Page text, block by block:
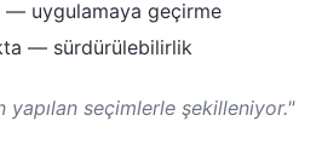
— uygulamaya geçirme
— sürdürülebilirlik
yapılan seçimlerle şekilleniyor."